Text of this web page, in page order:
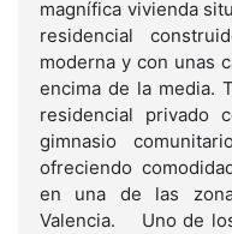
magnífica vivienda
residencial
moderna y con unas
encima de la media.
residencial privado
gimnasio
ofreciendo
en una de las
Valencia. Uno de